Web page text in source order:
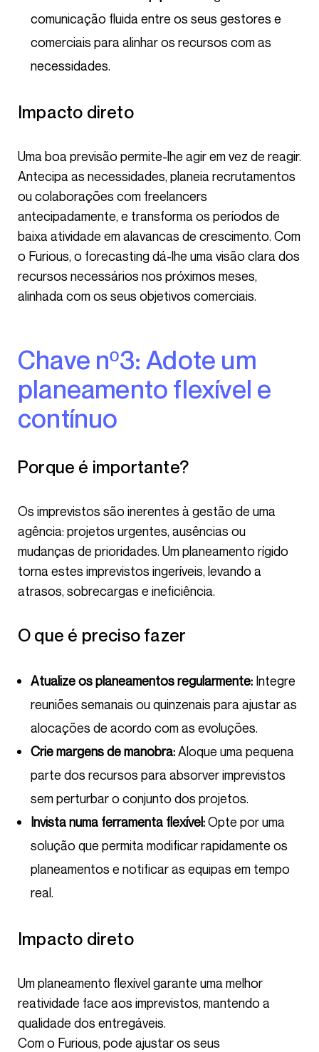
comunicação fluida entre os seus gestores e
comerciais para alinhar os recursos com as
necessidades.
Impacto direto
Uma boa previsão permite-lhe agir em vez de reagir.
Antecipa as necessidades, planeia recrutamentos
ou colaborações com freelancers
antecipadamente, e transforma os períodos de
baixa atividade em alavancas de crescimento. Com
o Furious, o forecasting dá-lhe uma visão clara dos
recursos necessários nos próximos meses,
alinhada com os seus objetivos comerciais.
Chave nº3: Adote um
planeamento flexível e
contínuo
Porque é importante?
Os imprevistos são inerentes à gestão de uma
agência: projetos urgentes, ausências ou
mudanças de prioridades. Um planeamento rígido
torna estes imprevistos ingeríveis, levando a
atrasos, sobrecargas e ineficiência.
O que é preciso fazer
Atualize os planeamentos regularmente: Integre
reuniões semanais ou quinzenais para ajustar as
alocações de acordo com as evoluções.
Crie margens de manobra:Aloque uma pequena
parte dos recursos para absorver imprevistos
sem perturbar o conjunto dos projetos.
Invista numa ferramenta flexível:Opte por uma
solução que permita modificar rapidamente os
planeamentos e notificar as equipas em tempo
real.
Impacto direto
Um planeamento flexível garante uma melhor
reatividade face aos imprevistos, mantendo a
qualidade dos entregáveis.
Com o Furious, pode ajustar os seus